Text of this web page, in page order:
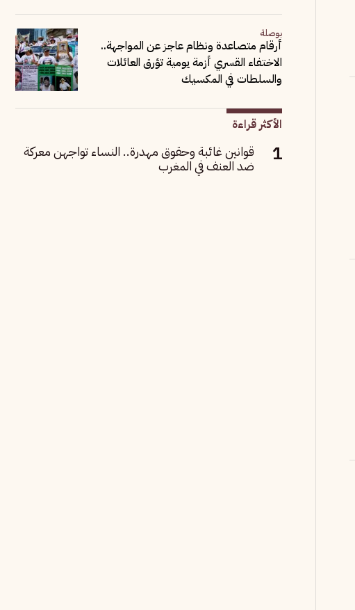
بوصلة
أرقام متصاعدة ونظام عاجز عن المواجهة..
الاختفاء القسري أزمة يومية تؤرق العائلات
والسلطات في المكسيك
الأكثر قراءة
قوانين غائبة وحقوق مهدرة.. النساء تواجهن معركة
ضد العنف في المغرب